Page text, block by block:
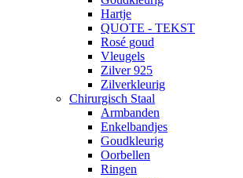
Hartje
QUOTE - TEKST
Rosé goud
Vleugels
Zilver 925
Zilverkleurig
Chirurgisch Staal
Armbanden
Enkelbandjes
Goudkleurig
Oorbellen
Ringen